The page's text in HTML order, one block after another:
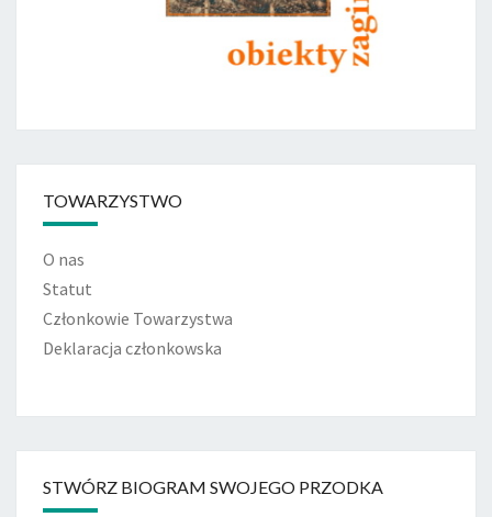
TOWARZYSTWO
O nas
Statut
Członkowie Towarzystwa
Deklaracja członkowska
STWÓRZ BIOGRAM SWOJEGO PRZODKA